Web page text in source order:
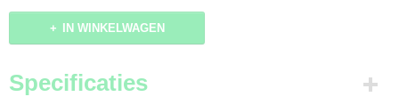
IN WINKELWAGEN
Specificaties